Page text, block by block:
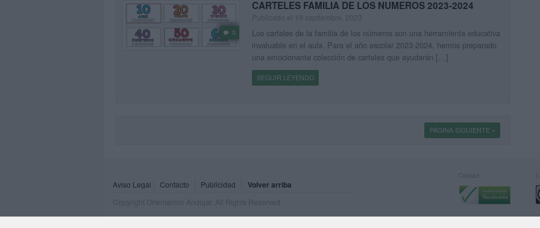
0
CARTELES FAMILIA DE LOS NUMEROS 2023-2024
Los carteles de la familia de los números son una herramienta educativa
invaluable en el aula. Para el año escolar 2023-2024, hemos preparado
una emocionante colección de carteles que ayudarán […]
SEGUIR LEYENDO
PÁGINA SIGUIENTE »
Aviso Legal Contacto Publicidad Volver arriba